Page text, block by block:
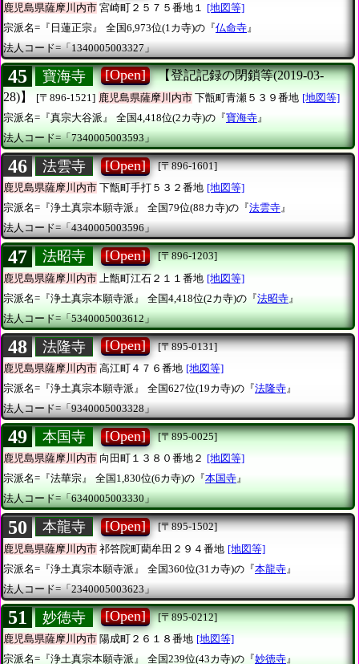
鹿児島県薩摩川内市 宮崎町２５７５番地１
[地図等]
宗派名=『日蓮正宗』
全国6,973位(1カ寺)の『仏命寺 』
法人コード=「1340005003327」
45 寶海寺 [Open]
【登記記録の閉鎖等(2019-03-
28)】
[〒896-1521] 鹿児島県薩摩川内市 下甑町青瀬５３９番地 [地図等]
宗派名=『真宗大谷派』
全国4,418位(2カ寺)の『寶海寺』
法人コード=「7340005003593」
46 法雲寺 [Open]
[〒896-1601]
鹿児島県薩摩川内市 下甑町手打５３２番地 [地図等]
宗派名=『浄土真宗本願寺派』
全国79位(88カ寺)の『法雲寺』
法人コード=「4340005003596」
47 法昭寺 [Open]
[〒896-1203]
鹿児島県薩摩川内市 上甑町江石２１１番地 [地図等]
宗派名=『浄土真宗本願寺派』
全国4,418位(2カ寺)の『法昭寺 』
法人コード=「5340005003612」
48 法隆寺 [Open]
[〒895-0131]
鹿児島県薩摩川内市 高江町４７６番地 [地図等]
宗派名=『浄土真宗本願寺派』
全国627位(19カ寺)の『法隆寺』
法人コード=「9340005003328」
49 本国寺 [Open]
[〒895-0025]
鹿児島県薩摩川内市 向田町１３８０番地２ [地図等]
宗派名=『法華宗』
全国1,830位(6カ寺)の『本国寺』
法人コード=「6340005003330」
50 本龍寺 [Open]
[〒895-1502]
鹿児島県薩摩川内市 祁答院町藺牟田２９４番地 [地図等]
宗派名=『浄土真宗本願寺派』
全国360位(31カ寺)の『本龍寺 』
法人コード=「2340005003623」
51 妙徳寺 [Open]
[〒895-0212]
鹿児島県薩摩川内市 陽成町２６１８番地 [地図等]
宗派名=『浄土真宗本願寺派』
全国239位(43カ寺)の『妙徳寺』